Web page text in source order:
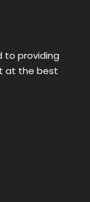
to providing
at the best